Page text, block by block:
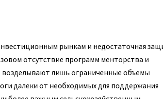
рынкам и недостаточная
отсутствие программ менторства и
лишь ограниченные объемы
далеки от необходимых для поддержания